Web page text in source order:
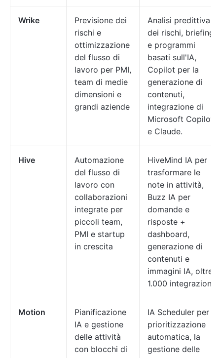
Wrike
Previsione dei
rischi e
ottimizzazione
del flusso di
lavoro per PMI,
team di medie
dimensioni e
grandi aziende
Analisi predittiva
dei rischi, briefing
e programmi
basati sull'IA,
Copilot per la
generazione di
contenuti,
integrazione di
Microsoft Copilot
e Claude.
Hive
Automazione
del flusso di
lavoro con
collaborazioni
integrate per
piccoli team,
PMI e startup
in crescita
HiveMind IA per
trasformare le
note in attività,
Buzz IA per
domande e
risposte +
dashboard,
generazione di
contenuti e
immagini IA, oltre
1.000 integrazioni
Motion
Pianificazione
IA e gestione
delle attività
con blocchi di
IA Scheduler per la
prioritizzazione
automatica, la
gestione delle